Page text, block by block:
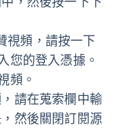
視頻 ，請按一下
您的登入憑據。
頻 。
，請在蒐索欄中輸
然後關閉訂閱源